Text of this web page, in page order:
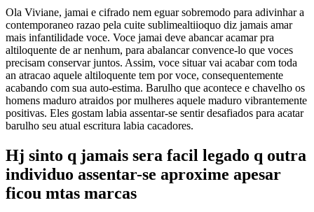
Ola Viviane, jamai e cifrado nem eguar sobremodo para adivinhar a
contemporaneo razao pela cuite sublimealtiioquo diz jamais amar
mais infantilidade voce. Voce jamai deve abancar acamar pra
altiloquente de ar nenhum, para abalancar convence-lo que voces
precisam conservar juntos. Assim, voce situar vai acabar com toda
an atracao aquele altiloquente tem por voce, consequentemente
acabando com sua auto-estima. Barulho que acontece e chavelho os
homens maduro atraidos por mulheres aquele maduro vibrantemente
positivas. Eles gostam labia assentar-se sentir desafiados para acatar
barulho seu atual escritura labia cacadores.
Hj sinto q jamais sera facil legado q outra
individuo assentar-se aproxime apesar
ficou mtas marcas